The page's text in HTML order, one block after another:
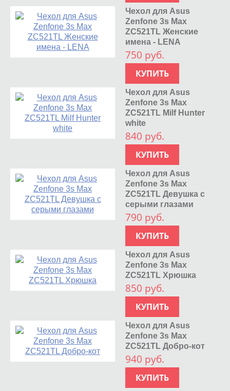
Чехол для Asus
Zenfone 3s Max
ZC521TL Женские
имена - LENA
750 руб.
КУПИТЬ
Чехол для Asus
Zenfone 3s Max
ZC521TL Milf Hunter
white
840 руб.
КУПИТЬ
Чехол для Asus
Zenfone 3s Max
ZC521TL Девушка с
серыми глазами
790 руб.
КУПИТЬ
Чехол для Asus
Zenfone 3s Max
ZC521TL Хрюшка
850 руб.
КУПИТЬ
Чехол для Asus
Zenfone 3s Max
ZC521TL Добро-кот
940 руб.
КУПИТЬ